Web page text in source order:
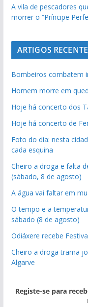
A vila de pescadores
morrer o “Príncipe
ARTIGOS
Bombeiros combatem
Homem morre em
Hoje há concerto dos
Hoje há concerto de
Foto do dia: nesta
cada esquina
Cheiro a droga e falta
(sábado, 8 de agosto)
A água vai faltar em
O tempo e a
sábado (8 de agosto)
Odiáxere recebe
Cheiro a droga trama
Algarve
Registe-se para